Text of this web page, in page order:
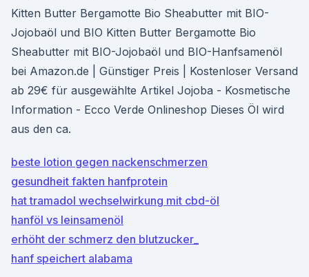
Kitten Butter Bergamotte Bio Sheabutter mit BIO-
Jojobaöl und BIO Kitten Butter Bergamotte Bio
Sheabutter mit BIO-Jojobaöl und BIO-Hanfsamenöl
bei Amazon.de | Günstiger Preis | Kostenloser Versand
ab 29€ für ausgewählte Artikel Jojoba - Kosmetische
Information - Ecco Verde Onlineshop Dieses Öl wird
aus den ca.
beste lotion gegen nackenschmerzen
gesundheit fakten hanfprotein
hat tramadol wechselwirkung mit cbd-öl
hanföl vs leinsamenöl
erhöht der schmerz den blutzucker_
hanf speichert alabama